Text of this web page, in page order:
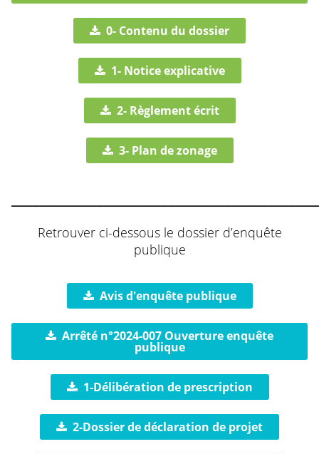
0- Contenu du dossier
1- Notice explicative
2- Règlement écrit
3- Plan de zonage
Retrouver ci-dessous le dossier d’enquête
publique
Avis d'enquête publique
Arrêté n°2024-007 Ouverture enquête
publique
1-Délibération de prescription
2-Dossier de déclaration de projet